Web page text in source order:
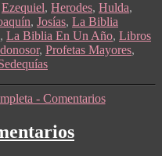
Ezequiel, Herodes, Hulda,
, Josías, La Biblia
, La Biblia En Un Año, Libros
, Profetas Mayores,
- Comentarios